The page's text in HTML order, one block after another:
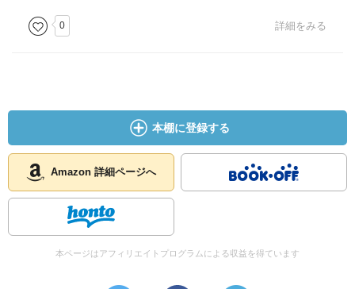
0 詳細をみる
本棚に登録する
Amazon 詳細ページへ
本ページはアフィリエイトプログラムによる収益を得ています